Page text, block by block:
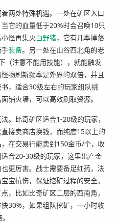
两处特殊机遇。一处在矿区入口
它的血量低于20%时会召唤10只
怪再集火白野猪，它有几率掉落
装备。另一处在山谷西北角的老
（注意不能用技能），就能触发
物刷新频率是外界的双倍，并且
，适合30级左右的玩家组队挑
铺火墙，可以高效刷取资源。
。比奇矿区适合1-20级的玩家，
接卖商店换钱，而纯度15以上的
在交易行能卖到150金币/个，收
合20-30级的玩家，这里出产金
更厉害。战士需要备足红药，法
宝抗伤，保证挖矿过程的安全。
，比如比奇矿区二层的西南角，
30%，如果组队挖矿，一小时收